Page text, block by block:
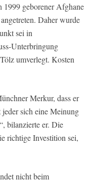
1999 geborener Afghane
Daher wurde
sei in
Unterbringung
umverlegt. Kosten
Merkur, dass er
sich eine Meinung
bilanzierte er. Die
richtige Investition sei,
nicht beim